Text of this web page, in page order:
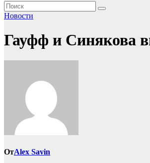
Новости
Гауфф и Синякова
ОтAlex Savin